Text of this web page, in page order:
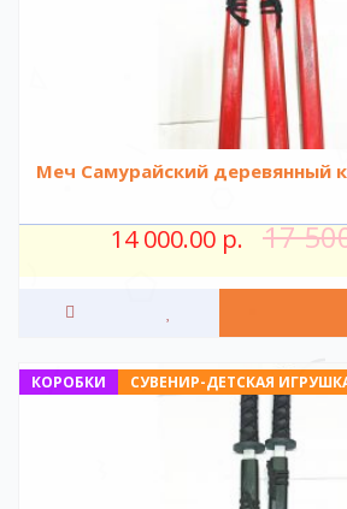
Меч Самурайский деревянный
14 000.00 р. 17
СУВЕНИР-ДЕТСКАЯ
КОРОБКИ